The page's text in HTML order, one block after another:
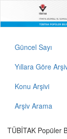
Güncel Sayı
Yıllara Göre
Konu Arşivi
Arşiv Arama
TÜBİTAK Popüler